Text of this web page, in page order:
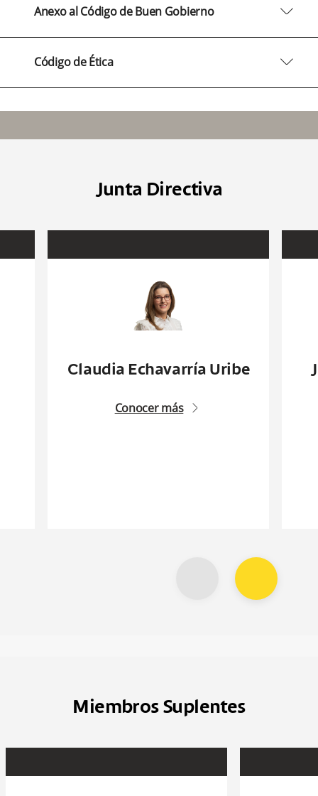
Anexo al Código de Buen Gobierno arrow2-down
Código de Ética arrow2-down
Junta Directiva
Claudia Echavarría Uribe
Conocer más arrow2-right
Miembros Suplentes